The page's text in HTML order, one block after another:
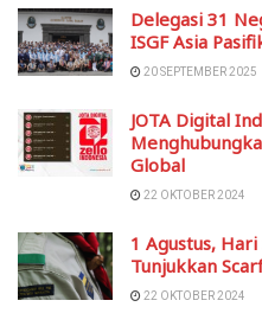
Delegasi 31
ISGF Asia
20 SEPTEMBER 2025
JOTA Digital
Global
22 OKTOBER 2024
1 Agustus,
Tunjukkan
22 OKTOBER 2024